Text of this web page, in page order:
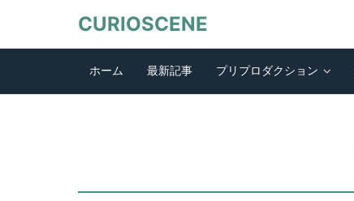
CURIOSCENE
ホーム 最新記事 プリプロダクション